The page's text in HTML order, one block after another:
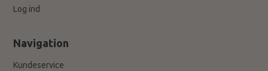
Log ind
Navigation
Kundeservice